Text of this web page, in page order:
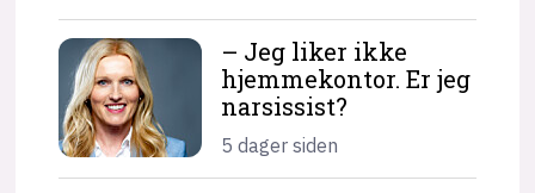
– Jeg liker ikke
hjemme­kontor. Er jeg
narsissist?
5 dager siden